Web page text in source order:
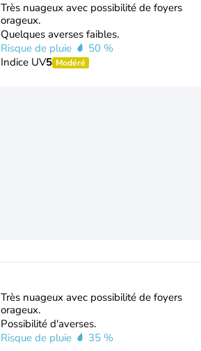
Très nuageux avec possibilité de foyers
orageux.
Quelques averses faibles.
Risque de pluie
50 %
Indice UV5 Modéré
Très nuageux avec possibilité de foyers
orageux.
Possibilité d'averses.
Risque de pluie
35 %